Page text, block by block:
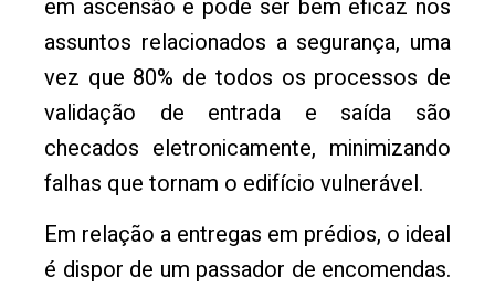
em ascensão e pode ser bem eficaz nos
assuntos relacionados a segurança, uma
vez que 80% de todos os processos de
validação de entrada e saída são
checados eletronicamente, minimizando
falhas que tornam o edifício vulnerável.
Em relação a entregas em prédios, o ideal
é dispor de um passador de encomendas.